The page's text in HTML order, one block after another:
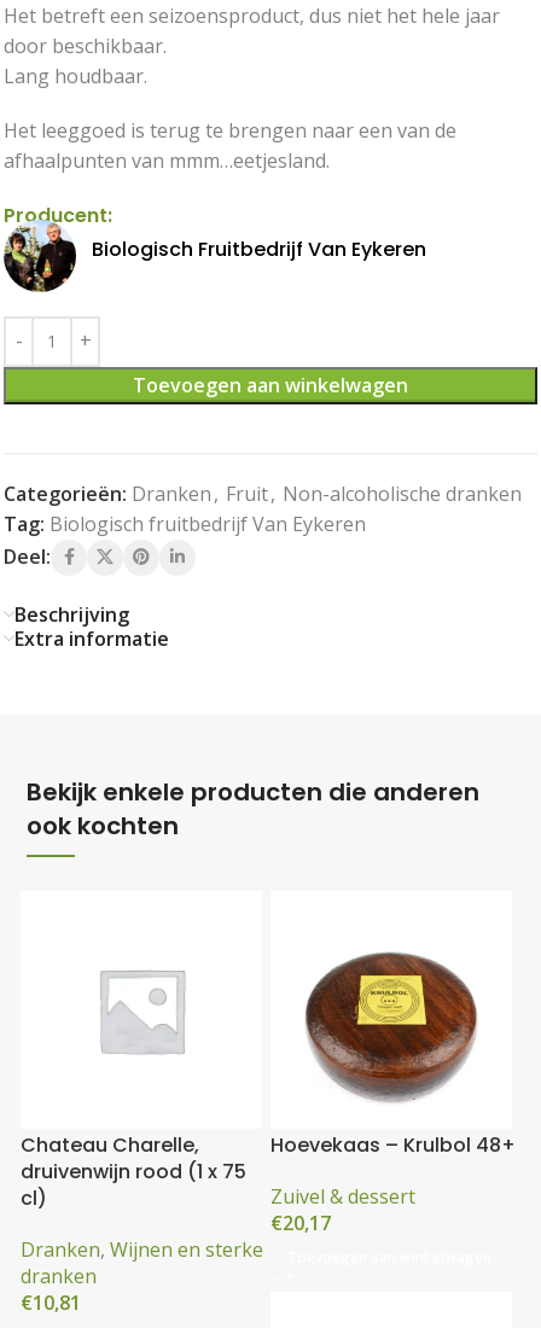
Het betreft een seizoensproduct, dus niet het hele jaar
door beschikbaar.
Lang houdbaar.
Het leeggoed is terug te brengen naar een van de
afhaalpunten van mmm…eetjesland.
Producent:
Biologisch Fruitbedrijf Van Eykeren
Toevoegen aan winkelwagen
Categorieën: Dranken, Fruit, Non-alcoholische dranken
Tag: Biologisch fruitbedrijf Van Eykeren
Deel:
Beschrijving
Extra informatie
Bekijk enkele producten die anderen
ook kochten
Chateau Charelle,
druivenwijn rood (1 x 75
cl)
Dranken, Wijnen en sterke
dranken
€10,81
Hoevekaas – Krulbol 48+
Zuivel & dessert
€20,17